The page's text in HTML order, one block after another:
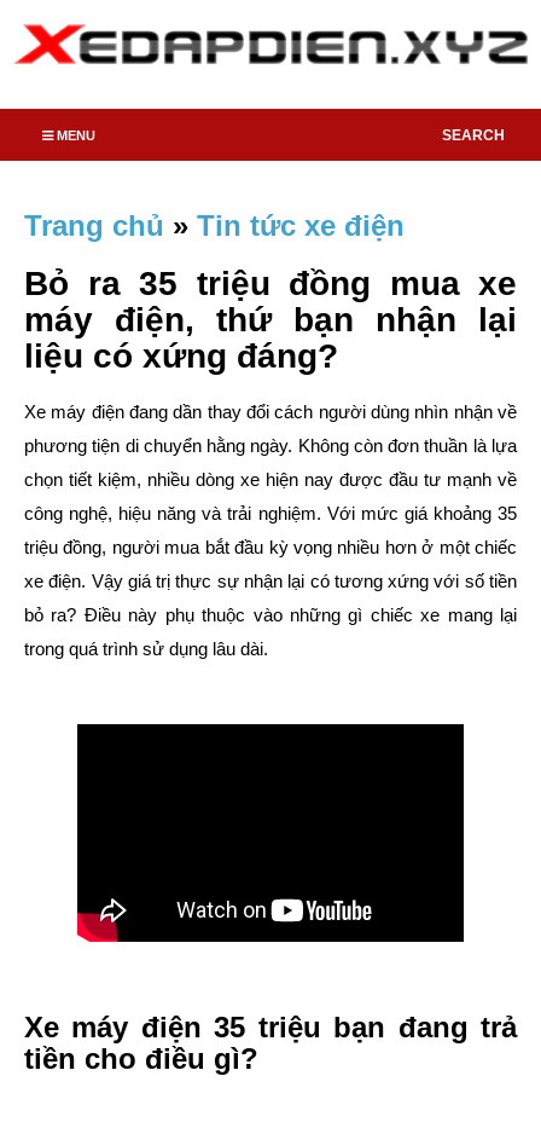
SEARCH
MENU
Trang chủ » Tin tức xe điện
Bỏ ra 35 triệu đồng mua xe
máy điện, thứ bạn nhận lại
liệu có xứng đáng?
Xe máy điện đang dần thay đổi cách người dùng nhìn nhận về
phương tiện di chuyển hằng ngày. Không còn đơn thuần là lựa
chọn tiết kiệm, nhiều dòng xe hiện nay được đầu tư mạnh về
công nghệ, hiệu năng và trải nghiệm. Với mức giá khoảng 35
triệu đồng, người mua bắt đầu kỳ vọng nhiều hơn ở một chiếc
xe điện. Vậy giá trị thực sự nhận lại có tương xứng với số tiền
bỏ ra? Điều này phụ thuộc vào những gì chiếc xe mang lại
trong quá trình sử dụng lâu dài.
Xe máy điện 35 triệu bạn đang trả
tiền cho điều gì?